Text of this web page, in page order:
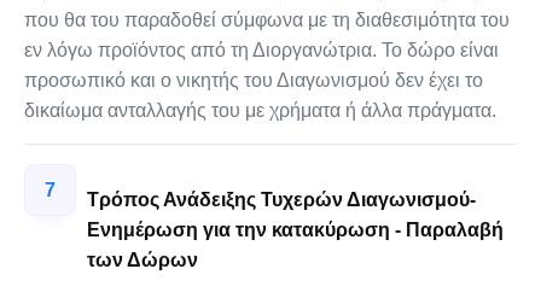
που θα του παραδοθεί σύμφωνα με τη διαθεσιμότητα του
εν λόγω προϊόντος από τη Διοργανώτρια. To δώρo είναι
προσωπικό και ο νικητής του Διαγωνισμού δεν έχει το
δικαίωμα ανταλλαγής του με χρήματα ή άλλα πράγματα.
7
Τρόπος Ανάδειξης Τυχερών Διαγωνισμού-
Ενημέρωση για την κατακύρωση - Παραλαβή
των Δώρων